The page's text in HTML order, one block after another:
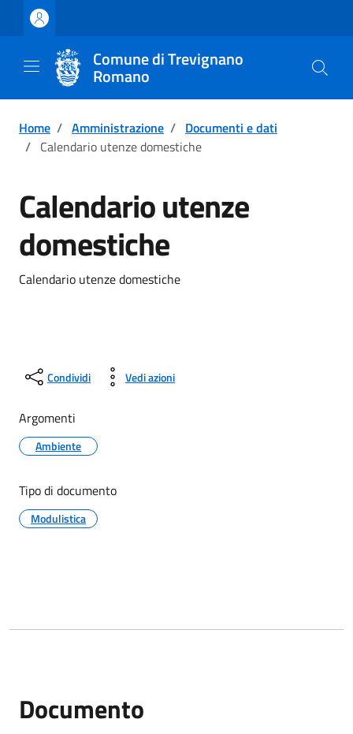
Vai ai contenuti
Vai al footer
Comune di Trevignano
Romano
Home / Amministrazione / Documenti e dati
/ Calendario utenze domestiche
Calendario utenze
domestiche
Calendario utenze domestiche
Condividi Vedi azioni
Argomenti
Ambiente
Tipo di documento
Modulistica
Documento